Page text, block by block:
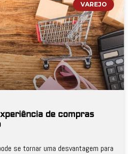
VAREJO
de compras
se tornar uma desvantagem para